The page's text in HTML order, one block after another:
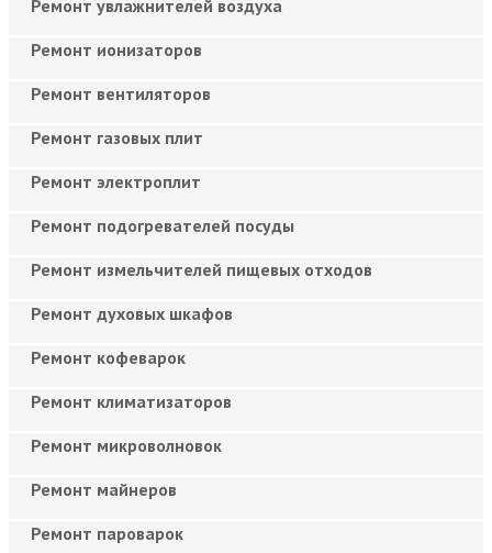
Ремонт увлажнителей воздуха
Ремонт ионизаторов
Ремонт вентиляторов
Ремонт газовых плит
Ремонт электроплит
Ремонт подогревателей посуды
Ремонт измельчителей пищевых отходов
Ремонт духовых шкафов
Ремонт кофеварок
Ремонт климатизаторов
Ремонт микроволновок
Ремонт майнеров
Ремонт пароварок